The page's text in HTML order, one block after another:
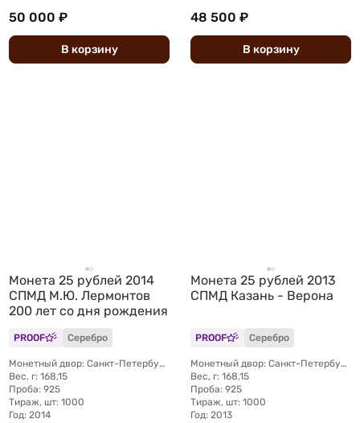
50 000 ₽
В корзину
48 500 ₽
В корзину
Монета 25 рублей 2014
СПМД М.Ю. Лермонтов
200 лет со дня рождения
PROOF Серебро
Монетный двор: Санкт-Петербургский (СПМД)
Вес, г: 168,15
Проба: 925
Тираж, шт: 1000
Год: 2014
Монета 25 рублей 2013
СПМД Казань - Верона
PROOF Серебро
Монетный двор: Санкт-Петербургский (СПМД)
Вес, г: 168,15
Проба: 925
Тираж, шт: 1000
Год: 2013